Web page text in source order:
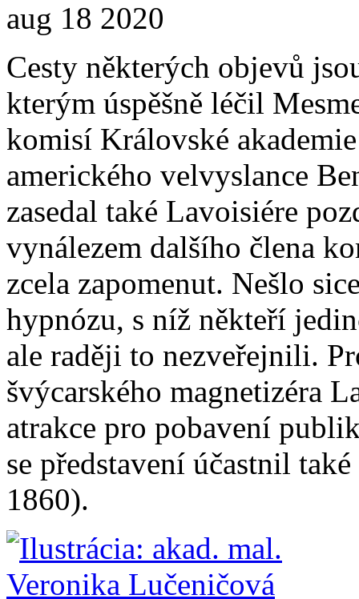
aug 18 2020
Cesty některých objevů
kterým úspěšně léčil
komisí Královské
amerického velvyslance
zasedal také Lavoisiére
vynálezem dalšího člena
zcela zapomenut. Nešlo
hypnózu, s níž někteří
ale raději to nezveřejnili.
švýcarského magnetizéra
atrakce pro pobavení
se představení účastnil
1860).